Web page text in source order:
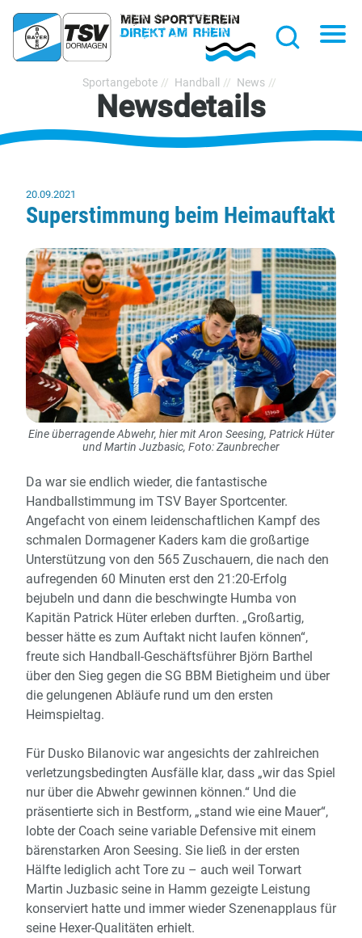
TSV
Bayer
Dormagen
1920
Sportangebote Handball News
Newsdetails
20.09.2021
Superstimmung beim Heimauftakt
Eine überragende Abwehr, hier mit Aron Seesing, Patrick Hüter
und Martin Juzbasic, Foto: Zaunbrecher
Da war sie endlich wieder, die fantastische
Handballstimmung im TSV Bayer Sportcenter.
Angefacht von einem leidenschaftlichen Kampf des
schmalen Dormagener Kaders kam die großartige
Unterstützung von den 565 Zuschauern, die nach den
aufregenden 60 Minuten erst den 21:20-Erfolg
bejubeln und dann die beschwingte Humba von
Kapitän Patrick Hüter erleben durften. „Großartig,
besser hätte es zum Auftakt nicht laufen können“,
freute sich Handball-Geschäftsführer Björn Barthel
über den Sieg gegen die SG BBM Bietigheim und über
die gelungenen Abläufe rund um den ersten
Heimspieltag.
Für Dusko Bilanovic war angesichts der zahlreichen
verletzungsbedingten Ausfälle klar, dass „wir das Spiel
nur über die Abwehr gewinnen können.“ Und die
präsentierte sich in Bestform, „stand wie eine Mauer“,
lobte der Coach seine variable Defensive mit einem
bärenstarken Aron Seesing. Sie ließ in der ersten
Hälfte lediglich acht Tore zu – auch weil Torwart
Martin Juzbasic seine in Hamm gezeigte Leistung
konserviert hatte und immer wieder Szenenapplaus für
seine Hexer-Qualitäten erhielt.